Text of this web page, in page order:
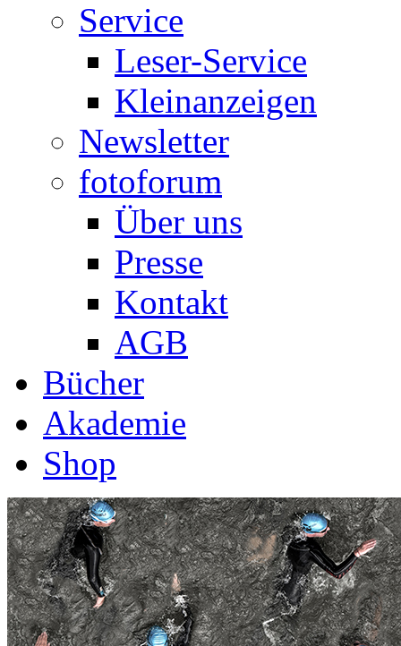
Service
Leser-Service
Kleinanzeigen
Newsletter
fotoforum
Über uns
Presse
Kontakt
AGB
Bücher
Akademie
Shop